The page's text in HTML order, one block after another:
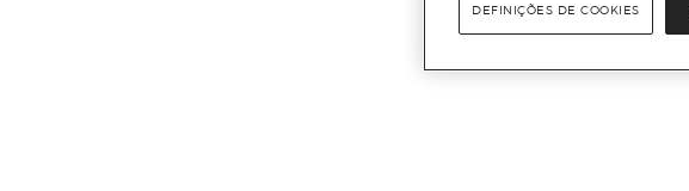
DEFINIÇÕES DE COOKIES